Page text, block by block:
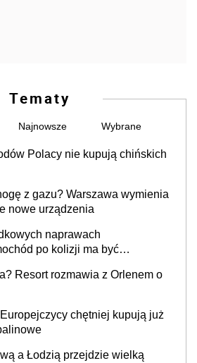
Tematy
Najnowsze Wybrane
Polacy nie kupują chińskich
z gazu? Warszawa wymienia
nowe urządzenia
naprawach
po kolizji ma być
Resort rozmawia z Orlenem o
chętniej kupują już
a Łodzią przejdzie wielką